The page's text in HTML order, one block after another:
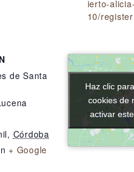
ierto-
10/register
de Santa
, Córdoba
+ Google
Haz clic
cookies de
activar
Haz clic
cookies de
activar